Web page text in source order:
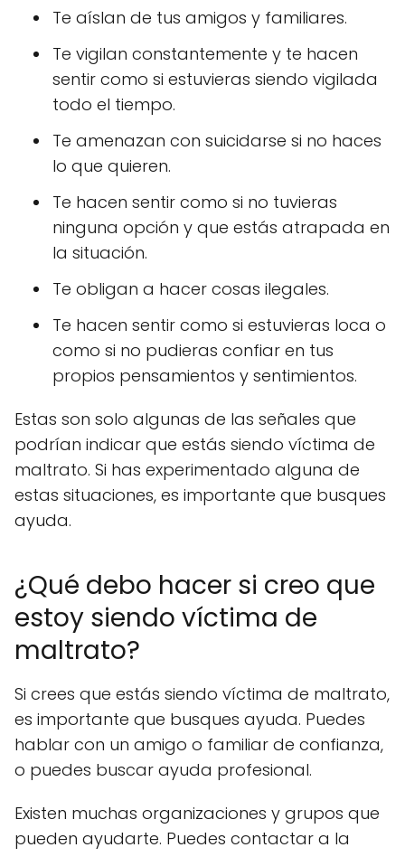
Te aíslan de tus amigos y familiares.
Te vigilan constantemente y te hacen
sentir como si estuvieras siendo vigilada
todo el tiempo.
Te amenazan con suicidarse si no haces
lo que quieren.
Te hacen sentir como si no tuvieras
ninguna opción y que estás atrapada en
la situación.
Te obligan a hacer cosas ilegales.
Te hacen sentir como si estuvieras loca o
como si no pudieras confiar en tus
propios pensamientos y sentimientos.
Estas son solo algunas de las señales que
podrían indicar que estás siendo víctima de
maltrato. Si has experimentado alguna de
estas situaciones, es importante que busques
ayuda.
¿Qué debo hacer si creo que
estoy siendo víctima de
maltrato?
Si crees que estás siendo víctima de maltrato,
es importante que busques ayuda. Puedes
hablar con un amigo o familiar de confianza,
o puedes buscar ayuda profesional.
Existen muchas organizaciones y grupos que
pueden ayudarte. Puedes contactar a la